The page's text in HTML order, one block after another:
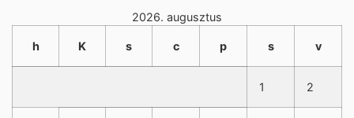
2026. augusztus
h K s c p s v
1 2